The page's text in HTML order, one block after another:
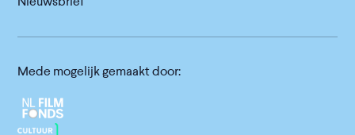
Mede mogelijk gemaakt door: